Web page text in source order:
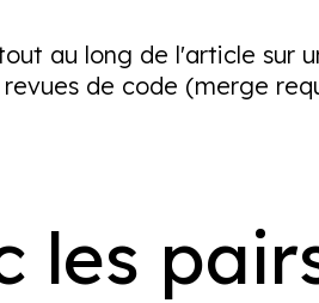
au long de l'article sur
de code (merge
les